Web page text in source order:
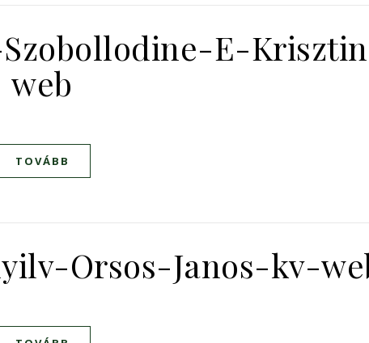
E-
web
TOVÁBB
Orsos-Janos-kv-